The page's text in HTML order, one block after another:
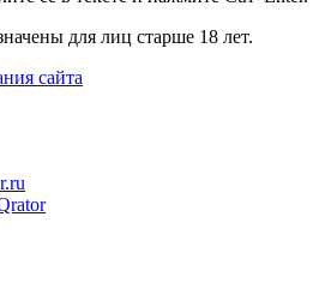
для лиц старше 18 лет.
сайта